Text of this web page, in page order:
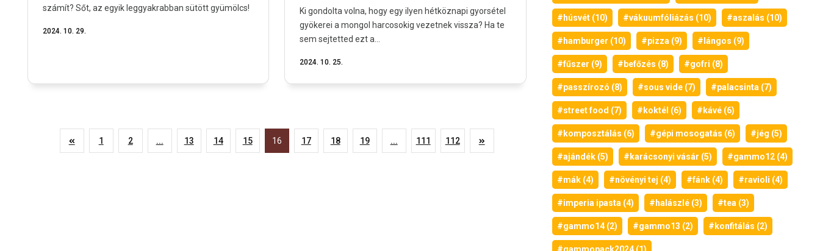
számít? Sőt, az egyik leggyakrabban sütött gyümölcs!
2024. 10. 29.
Ki gondolta volna, hogy egy ilyen hétköznapi gyorsétel
gyökerei a mongol harcosokig vezetnek vissza? Ha te
sem sejtetted ezt a...
2024. 10. 25.
1 2 ... 13 14 15 16 17 18 19 ... 111 112
#húsvét (10) #vákuumfóliázás (10) #aszalás (10)
#hamburger (10) #pizza (9) #lángos (9)
#fűszer (9) #befőzés (8) #gofri (8)
#passzírozó (8) #sous vide (7) #palacsinta (7)
#street food (7) #koktél (6) #kávé (6)
#komposztálás (6) #gépi mosogatás (6) #jég (5)
#ajándék (5) #karácsonyi vásár (5) #gammo12 (4)
#mák (4) #növényi tej (4) #fánk (4) #ravioli (4)
#imperia ipasta (4) #halászlé (3) #tea (3)
#gammo14 (2) #gammo13 (2) #konfitálás (2)